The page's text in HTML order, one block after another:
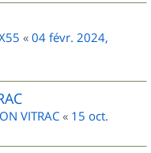
« 04 févr. 2024,
VITRAC« 15 oct.